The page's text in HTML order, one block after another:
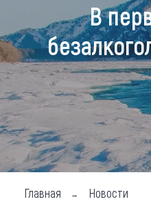
Туры
В
Главная Новости